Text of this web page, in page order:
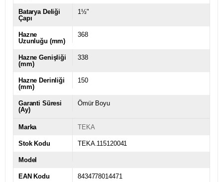
Batarya Deliği
Çapı
1½"
Hazne
Uzunluğu (mm)
368
Hazne Genişliği
(mm)
338
Hazne Derinliği
(mm)
150
Garanti Süresi
(Ay)
Ömür Boyu
Marka TEKA
Stok Kodu TEKA.115120041
Model
EAN Kodu 8434778014471